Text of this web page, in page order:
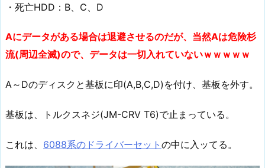
・死亡HDD：B、C、D
Aにデータがある場合は退避させるのだが、当然Aは危険杉
流(周辺全滅)ので、データは一切入れていないｗｗｗｗｗ
A～Dのディスクと基板に印(A,B,C,D)を付け、基板を外す。
基板は、トルクスネジ(JM-CRV T6)で止まっている。
これは、 6088系のドライバーセット の中に入ッてる。